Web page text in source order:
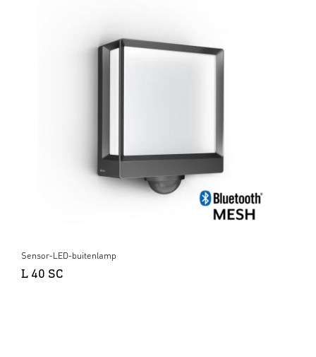
Sensor-LED-buitenlamp
L 40 SC